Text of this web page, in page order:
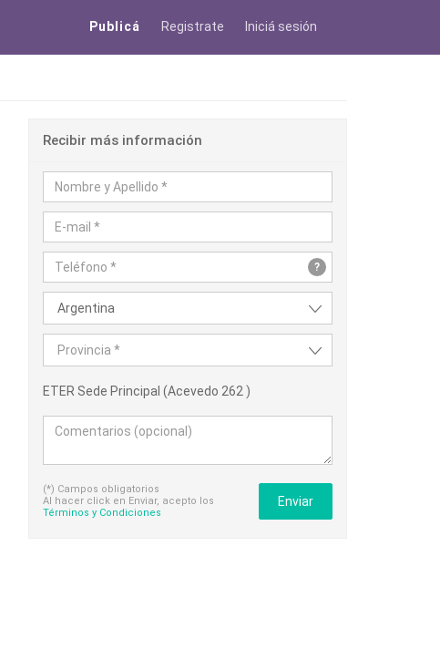
Publicá Registrate Iniciá sesión
Recibir más información
?
Argentina
Provincia *
ETER Sede Principal (Acevedo 262 )
(*) Campos obligatorios
Al hacer click en Enviar, acepto los
Términos y Condiciones
Enviar